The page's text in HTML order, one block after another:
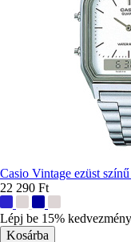
Casio Vintage ezüst
22 290 Ft
színek:
Lépj be 15%